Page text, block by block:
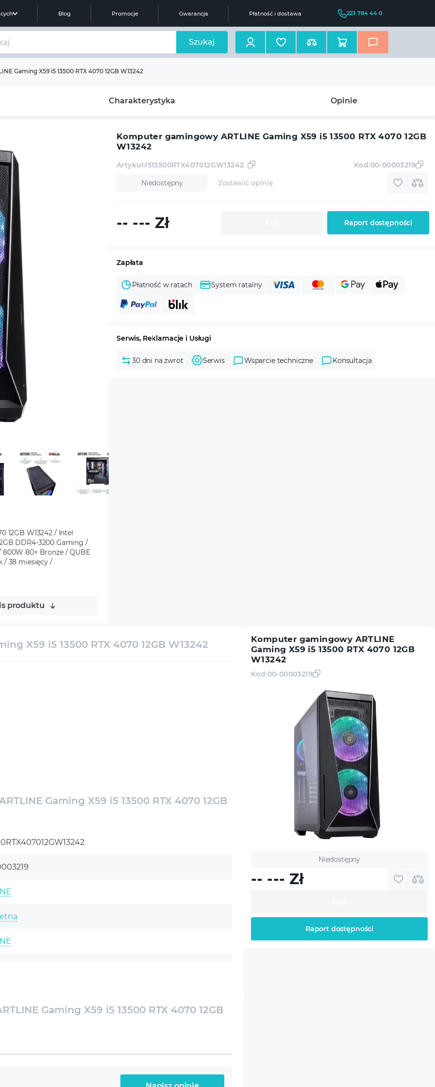
Blog Promocje Gwarancja Płatność i dostawa 223 784 44 0
Szukaj
Gaming X59 i5 13500 RTX 4070 12GB W13242
Charakterystyka Opinie
12GB W13242 / Intel
DDR4-3200 Gaming /
800W 80+ Bronze / QUBE
/ 38 miesięcy /
produktu
Komputer gamingowy ARTLINE Gaming X59 i5 13500 RTX 4070 12GB
W13242
Niedostępny
Artykuł:i513500RTX407012GW13242
Zostawić opinię
Kod:00-00003219
-- --- Zł Raport dostępności
Zapłata
Płatność w ratach System ratalny
Serwis, Reklamacje i Usługi
30 dni na zwrot Serwis Wsparcie techniczne Konsultacja
X59 i5 13500 RTX 4070 12GB W13242
doświadczenia z komputerem
odczytu i zapisu, znacząco skracając czas
ładowania systemu i aplikacji. Jego kompaktowe
Gaming X59 i5 13500 RTX 4070 12GB
PerformaGaming X59 i5 13500 RTX 4070 12GB
Komputer gamingowy ARTLINE
Gaming X59 i5 13500 RTX 4070 12GB
W13242
Kod:00-00003219
Niedostępny
-- --- Zł
Raport dostępności